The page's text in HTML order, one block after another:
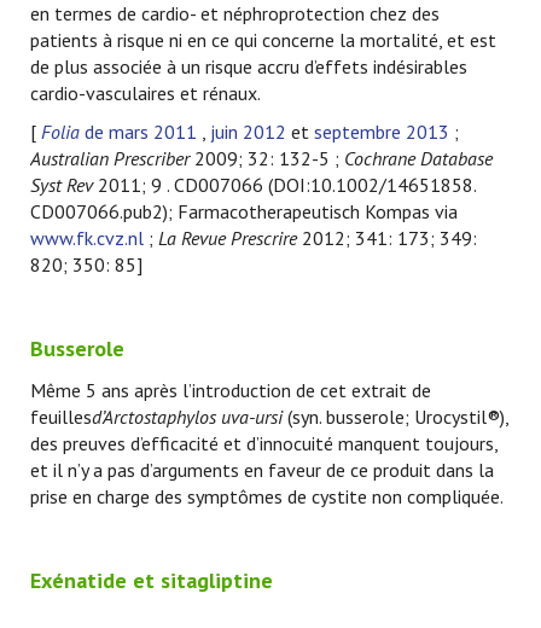
en termes de cardio- et néphroprotection chez des
patients à risque ni en ce qui concerne la mortalité, et est
de plus associée à un risque accru d’effets indésirables
cardio-vasculaires et rénaux.
[ Folia de mars 2011 , juin 2012 et septembre 2013 ;
Australian Prescriber2009; 32: 132-5 ; Cochrane Database
Syst Rev2011; 9 . CD007066 (DOI:10.1002/14651858.
CD007066.pub2); Farmacotherapeutisch Kompas via
www.fk.cvz.nl ; La Revue Prescrire2012; 341: 173; 349:
820; 350: 85]
Busserole
Même 5 ans après l’introduction de cet extrait de
feuillesd’Arctostaphylos uva-ursi(syn. busserole; Urocystil®),
des preuves d’efficacité et d’innocuité manquent toujours,
et il n’y a pas d’arguments en faveur de ce produit dans la
prise en charge des symptômes de cystite non compliquée.
Exénatide et sitagliptine